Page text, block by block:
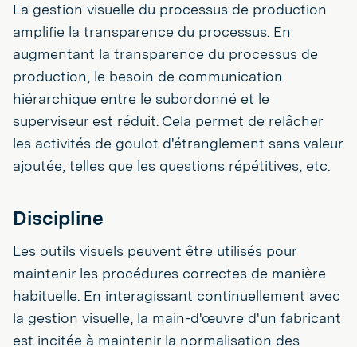
La gestion visuelle du processus de production
amplifie la transparence du processus. En
augmentant la transparence du processus de
production, le besoin de communication
hiérarchique entre le subordonné et le
superviseur est réduit. Cela permet de relâcher
les activités de goulot d'étranglement sans valeur
ajoutée, telles que les questions répétitives, etc.
Discipline
Les outils visuels peuvent être utilisés pour
maintenir les procédures correctes de manière
habituelle. En interagissant continuellement avec
la gestion visuelle, la main-d'œuvre d'un fabricant
est incitée à maintenir la normalisation des